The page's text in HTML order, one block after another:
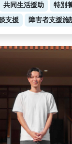
共同生活援助
特別
支援
障害者支援施